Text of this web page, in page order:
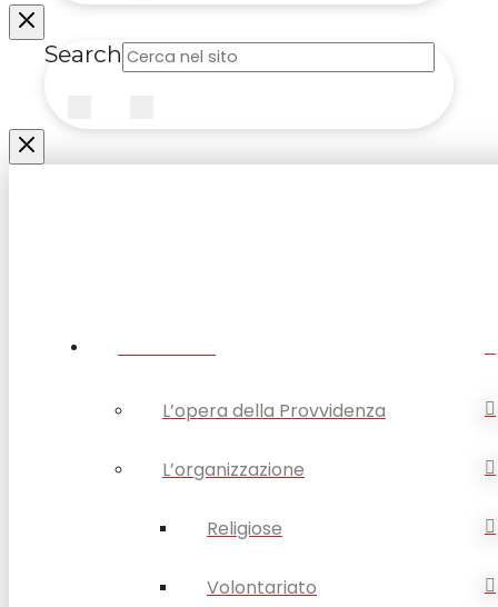
Search
L’opera della Provvidenza
L’organizzazione
Religiose
Volontariato